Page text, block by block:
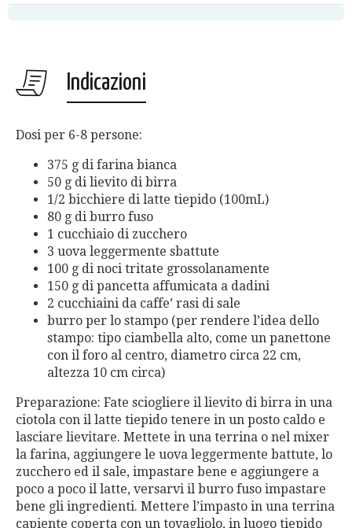
Indicazioni
Dosi per 6-8 persone:
375 g di farina bianca
50 g di lievito di birra
1/2 bicchiere di latte tiepido (100mL)
80 g di burro fuso
1 cucchiaio di zucchero
3 uova leggermente sbattute
100 g di noci tritate grossolanamente
150 g di pancetta affumicata a dadini
2 cucchiaini da caffe’ rasi di sale
burro per lo stampo (per rendere l’idea dello
stampo: tipo ciambella alto, come un panettone
con il foro al centro, diametro circa 22 cm,
altezza 10 cm circa)
Preparazione: Fate sciogliere il lievito di birra in una
ciotola con il latte tiepido tenere in un posto caldo e
lasciare lievitare. Mettete in una terrina o nel mixer
la farina, aggiungere le uova leggermente battute, lo
zucchero ed il sale, impastare bene e aggiungere a
poco a poco il latte, versarvi il burro fuso impastare
bene gli ingredienti. Mettere l’impasto in una terrina
capiente coperta con un tovagliolo, in luogo tiepido